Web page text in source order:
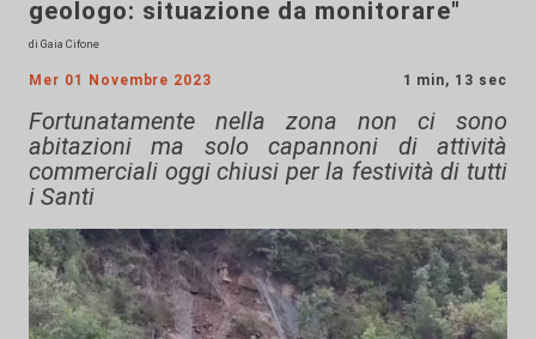
geologo: situazione da monitorare"
di Gaia Cifone
Mer 01 Novembre 2023 1 min, 13 sec
Fortunatamente nella zona non ci sono
abitazioni ma solo capannoni di attività
commerciali oggi chiusi per la festività di tutti
i Santi